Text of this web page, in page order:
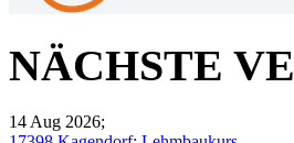
NÄCHSTE
14 Aug 2026;